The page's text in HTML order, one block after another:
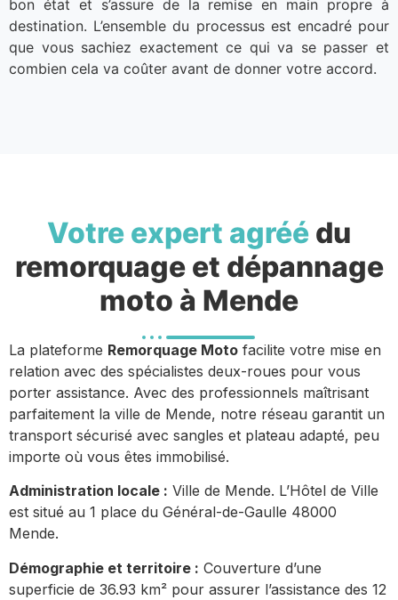
bon état et s’assure de la remise en main propre à
destination. L’ensemble du processus est encadré pour
que vous sachiez exactement ce qui va se passer et
combien cela va coûter avant de donner votre accord.
Votre expert agréé du
remorquage et dépannage
moto à Mende
La plateforme Remorquage Moto facilite votre mise en
relation avec des spécialistes deux-roues pour vous
porter assistance. Avec des professionnels maîtrisant
parfaitement la ville de Mende, notre réseau garantit un
transport sécurisé avec sangles et plateau adapté, peu
importe où vous êtes immobilisé.
Administration locale : Ville de Mende. L’Hôtel de Ville
est situé au 1 place du Général-de-Gaulle 48000
Mende.
Démographie et territoire : Couverture d’une
superficie de 36.93 km² pour assurer l’assistance des 12